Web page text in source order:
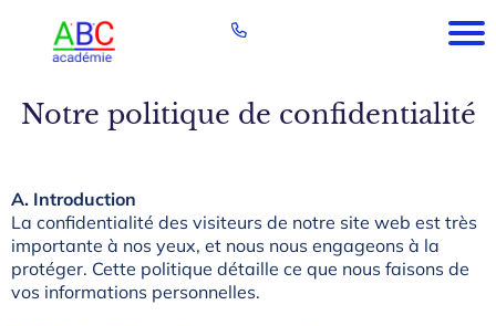
Notre politique de confidentialité
A. Introduction
La confidentialité des visiteurs de notre site web est très
importante à nos yeux, et nous nous engageons à la
protéger. Cette politique détaille ce que nous faisons de
vos informations personnelles.